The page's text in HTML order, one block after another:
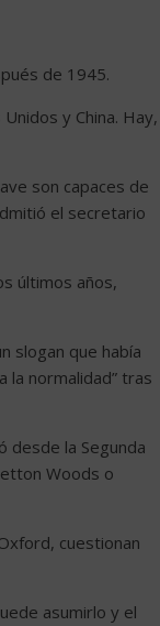
de 1945.
y China. Hay,
son capaces de
el secretario
últimos años,
slogan que había
la normalidad” tras
desde la Segunda
Woods o
cuestionan
asumirlo y el